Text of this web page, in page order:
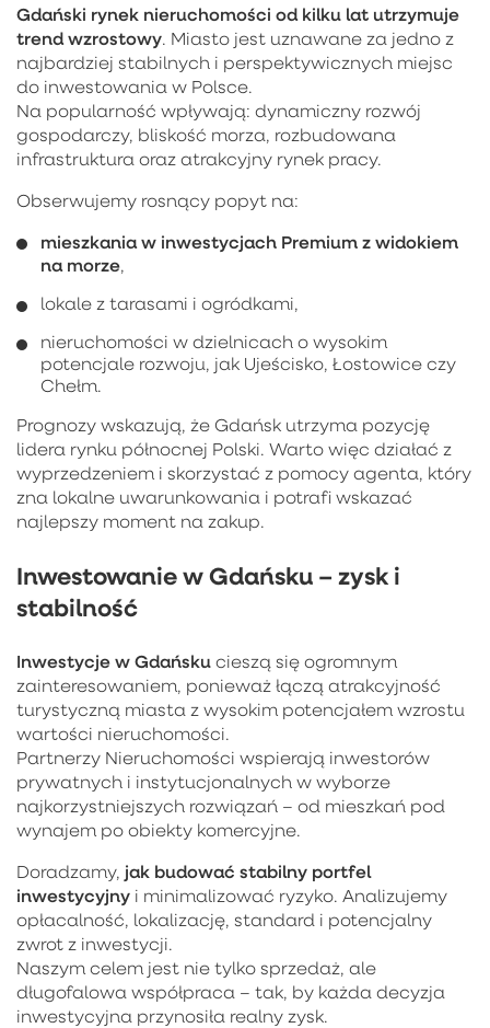
Gdański rynek nieruchomości od kilku lat utrzymuje
trend wzrostowy. Miasto jest uznawane za jedno z
najbardziej stabilnych i perspektywicznych miejsc
do inwestowania w Polsce.
Na popularność wpływają: dynamiczny rozwój
gospodarczy, bliskość morza, rozbudowana
infrastruktura oraz atrakcyjny rynek pracy.
Obserwujemy rosnący popyt na:
mieszkania w inwestycjach Premium z widokiem
na morze,
lokale z tarasami i ogródkami,
nieruchomości w dzielnicach o wysokim
potencjale rozwoju, jak Ujeścisko, Łostowice czy
Chełm.
Prognozy wskazują, że Gdańsk utrzyma pozycję
lidera rynku północnej Polski. Warto więc działać z
wyprzedzeniem i skorzystać z pomocy agenta, który
zna lokalne uwarunkowania i potrafi wskazać
najlepszy moment na zakup.
Inwestowanie w Gdańsku – zysk i
stabilność
Inwestycje w Gdańsku cieszą się ogromnym
zainteresowaniem, ponieważ łączą atrakcyjność
turystyczną miasta z wysokim potencjałem wzrostu
wartości nieruchomości.
Partnerzy Nieruchomości wspierają inwestorów
prywatnych i instytucjonalnych w wyborze
najkorzystniejszych rozwiązań – od mieszkań pod
wynajem po obiekty komercyjne.
Doradzamy, jak budować stabilny portfel
inwestycyjny i minimalizować ryzyko. Analizujemy
opłacalność, lokalizację, standard i potencjalny
zwrot z inwestycji.
Naszym celem jest nie tylko sprzedaż, ale
długofalowa współpraca – tak, by każda decyzja
inwestycyjna przynosiła realny zysk.